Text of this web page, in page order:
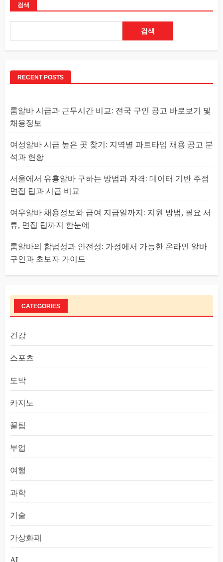
검색
검색
RECENT POSTS
룸알바 시급과 근무시간 비교: 전국 구인 공고 바로보기 및
채용정보
여성알바 시급 높은 곳 찾기: 지역별 파트타임 채용 공고 분
석과 현황
서울에서 유흥알바 구하는 방법과 자격: 데이터 기반 주점
면접 팁과 시급 비교
여우알바 채용정보와 급여 지급일까지: 지원 방법, 필요 서
류, 면접 팁까지 한눈에
룸알바의 합법성과 안전성: 가정에서 가능한 온라인 알바
구인과 초보자 가이드
CATEGORIES
건강
스포츠
도박
카지노
꿀팁
부업
여행
과학
기술
가상화폐